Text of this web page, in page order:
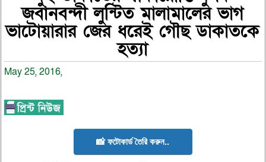
জবানবন্দী লুন্টিত মালামালের ভাগ
ভাটোয়ারার জের ধরেই গৌছ ডাকাতকে
হত্যা
May 25, 2016,
📸 ফটোকার্ড তৈরি করুন..